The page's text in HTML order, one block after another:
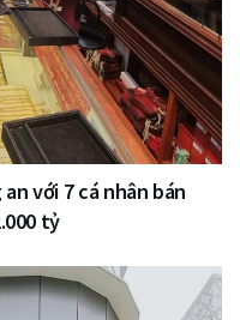
với 7 cá nhân bán
tỷ